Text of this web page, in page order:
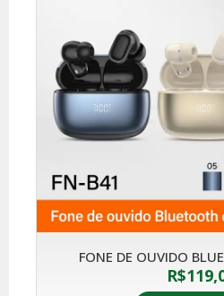
FONE DE OUVIDO
R$